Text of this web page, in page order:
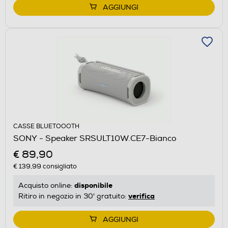
AGGIUNGI
CASSE BLUETOOOTH
SONY - Speaker SRSULT10W.CE7-Bianco
€ 89,90
€ 139,99 consigliato
Acquisto online: disponibile
Ritiro in negozio in 30' gratuito: verifica
AGGIUNGI